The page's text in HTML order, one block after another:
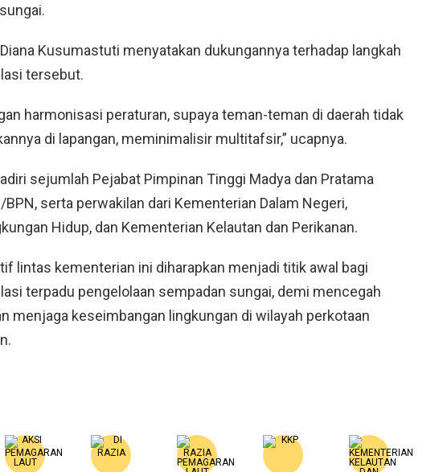
Kusumastuti menyatakan dukungannya terhadap langkah
tersebut.
harmonisasi peraturan, supaya teman-teman di daerah tidak
di lapangan, meminimalisir multitafsir,” ucapnya.
sejumlah Pejabat Pimpinan Tinggi Madya dan Pratama
BPN, serta perwakilan dari Kementerian Dalam Negeri,
Hidup, dan Kementerian Kelautan dan Perikanan.
lintas kementerian ini diharapkan menjadi titik awal bagi
terpadu pengelolaan sempadan sungai, demi mencegah
menjaga keseimbangan lingkungan di wilayah perkotaan